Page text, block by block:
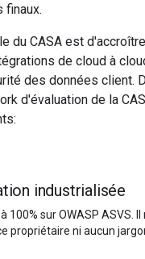
finaux.
du CASA est
de cloud à
des données client.
d'évaluation de la
industrialisée
100% sur OWASP ASVS.
propriétaire ni aucun